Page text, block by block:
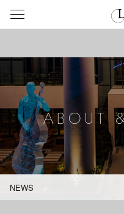
SERVICE FACILITIES
ABOUT
NEWS